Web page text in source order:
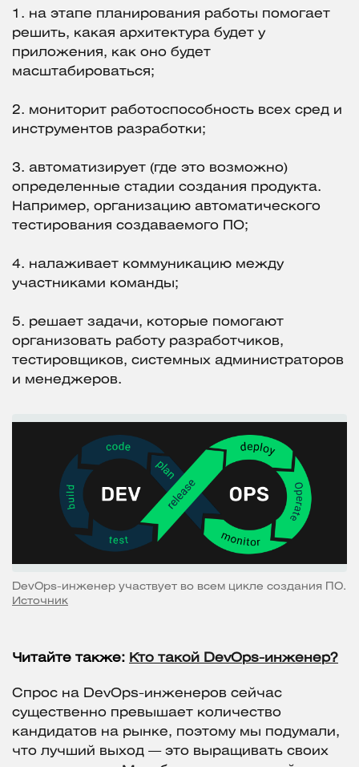
1. на этапе планирования работы помогает
решить, какая архитектура будет у
приложения, как оно будет
масштабироваться;
2. мониторит работоспособность всех сред и
инструментов разработки;
3. автоматизирует (где это возможно)
определенные стадии создания продукта.
Например, организацию автоматического
тестирования создаваемого ПО;
4. налаживает коммуникацию между
участниками команды;
5. решает задачи, которые помогают
организовать работу разработчиков,
тестировщиков, системных администраторов
и менеджеров.
DevOps-инженер участвует во всем цикле создания ПО.
Источник
Читайте также: Кто такой DevOps-инженер?
Спрос на DevOps-инженеров сейчас
существенно превышает количество
кандидатов на рынке, поэтому мы подумали,
что лучший выход — это выращивать своих